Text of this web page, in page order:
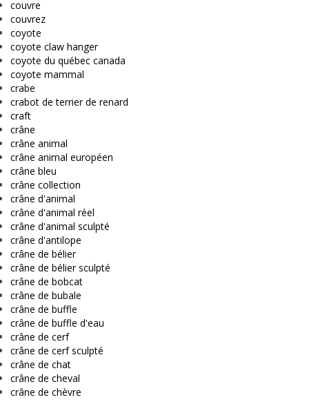
couvre
couvrez
coyote
coyote claw hanger
coyote du québec canada
coyote mammal
crabe
crabot de terrier de renard
craft
crâne
crâne animal
crâne animal européen
crâne bleu
crâne collection
crâne d'animal
crâne d'animal réel
crâne d'animal sculpté
crâne d'antilope
crâne de bélier
crâne de bélier sculpté
crâne de bobcat
crâne de bubale
crâne de buffle
crâne de buffle d'eau
crâne de cerf
crâne de cerf sculpté
crâne de chat
crâne de cheval
crâne de chèvre